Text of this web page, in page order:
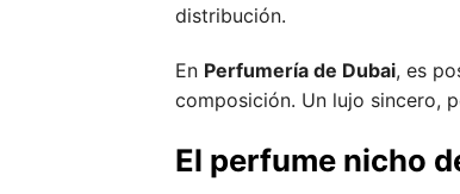
distribución.
En Perfumería de Dubai, es
composición. Un lujo sincero,
El perfume nicho